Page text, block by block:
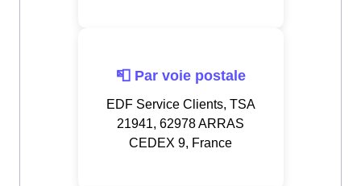
📮 Par voie postale
EDF Service Clients, TSA
21941, 62978 ARRAS
CEDEX 9, France